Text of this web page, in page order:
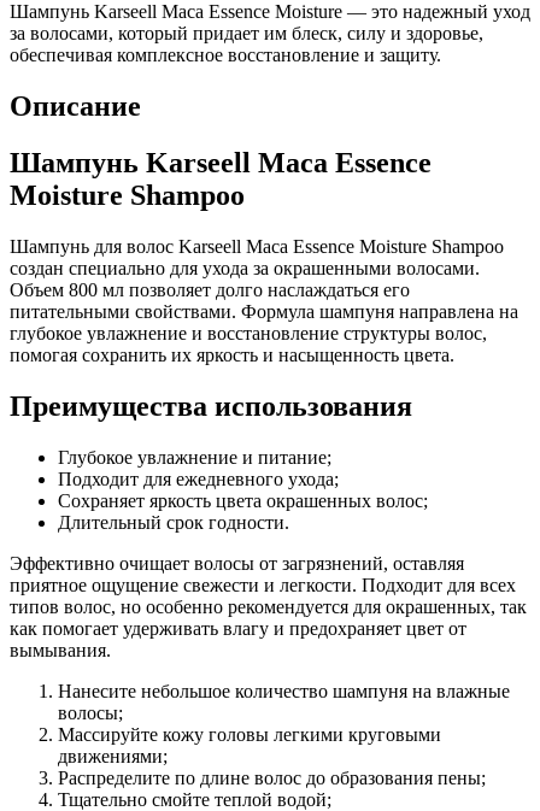
Шампунь Karseell Maca Essence Moisture — это надежный уход
за волосами, который придает им блеск, силу и здоровье,
обеспечивая комплексное восстановление и защиту.
Описание
Шампунь Karseell Maca Essence
Moisture Shampoo
Шампунь для волос Karseell Maca Essence Moisture Shampoo
создан специально для ухода за окрашенными волосами.
Объем 800 мл позволяет долго наслаждаться его
питательными свойствами. Формула шампуня направлена на
глубокое увлажнение и восстановление структуры волос,
помогая сохранить их яркость и насыщенность цвета.
Преимущества использования
Глубокое увлажнение и питание;
Подходит для ежедневного ухода;
Сохраняет яркость цвета окрашенных волос;
Длительный срок годности.
Эффективно очищает волосы от загрязнений, оставляя
приятное ощущение свежести и легкости. Подходит для всех
типов волос, но особенно рекомендуется для окрашенных, так
как помогает удерживать влагу и предохраняет цвет от
вымывания.
Нанесите небольшое количество шампуня на влажные
волосы;
Массируйте кожу головы легкими круговыми
движениями;
Распределите по длине волос до образования пены;
Тщательно смойте теплой водой;